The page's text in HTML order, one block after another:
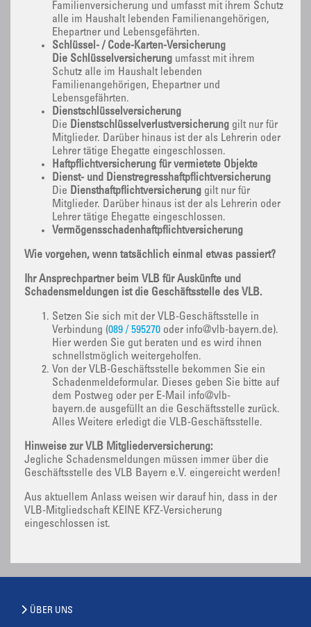
Familienversicherung und umfasst mit ihrem Schutz
alle im Haushalt lebenden Familienangehörigen,
Ehepartner und Lebensgefährten.
Schlüssel- / Code-Karten-Versicherung
Die Schlüsselversicherung umfasst mit ihrem
Schutz alle im Haushalt lebenden
Familienangehörigen, Ehepartner und
Lebensgefährten.
Dienstschlüsselversicherung
Die Dienstschlüsselverlustversicherung gilt nur für
Mitglieder. Darüber hinaus ist der als Lehrerin oder
Lehrer tätige Ehegatte eingeschlossen.
Haftpflichtversicherung für vermietete Objekte
Dienst- und Dienstregresshaftpflichtversicherung
Die Diensthaftpflichtversicherung gilt nur für
Mitglieder. Darüber hinaus ist der als Lehrerin oder
Lehrer tätige Ehegatte eingeschlossen.
Vermögensschadenhaftpflichtversicherung
Wie vorgehen, wenn tatsächlich einmal etwas passiert?
Ihr Ansprechpartner beim VLB für Auskünfte und
Schadensmeldungen ist die Geschäftsstelle des VLB.
Setzen Sie sich mit der VLB-Geschäftsstelle in
Verbindung (089 / 595270 oder info@vlb-bayern.de).
Hier werden Sie gut beraten und es wird ihnen
schnellstmöglich weitergeholfen.
Von der VLB-Geschäftsstelle bekommen Sie ein
Schadenmeldeformular. Dieses geben Sie bitte auf
dem Postweg oder per E-Mail info@vlb-
bayern.de ausgefüllt an die Geschäftsstelle zurück.
Alles Weitere erledigt die VLB-Geschäftsstelle.
Hinweise zur VLB Mitgliederversicherung:
Jegliche Schadensmeldungen müssen immer über die
Geschäftsstelle des VLB Bayern e.V. eingereicht werden!
Aus aktuellem Anlass weisen wir darauf hin, dass in der
VLB-Mitgliedschaft KEINE KFZ-Versicherung
eingeschlossen ist.
ÜBER UNS